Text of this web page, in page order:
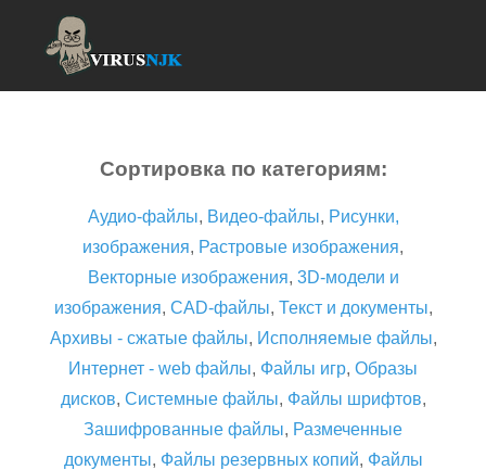
Сортировка по категориям:
Аудио-файлы, Видео-файлы, Рисунки,
изображения, Растровые изображения,
Векторные изображения, 3D-модели и
изображения, CAD-файлы, Текст и документы,
Архивы - сжатые файлы, Исполняемые файлы,
Интернет - web файлы, Файлы игр, Образы
дисков, Системные файлы, Файлы шрифтов,
Зашифрованные файлы, Размеченные
документы, Файлы резервных копий, Файлы